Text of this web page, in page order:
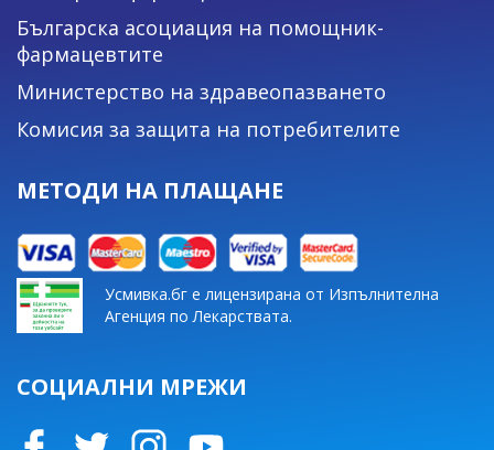
Българска асоциация на помощник-
фармацевтите
Министерство на здравеопазването
Комисия за защита на потребителите
МЕТОДИ НА ПЛАЩАНЕ
Усмивка.бг е лицензирана от Изпълнителна
Агенция по Лекарствата.
СОЦИАЛНИ МРЕЖИ